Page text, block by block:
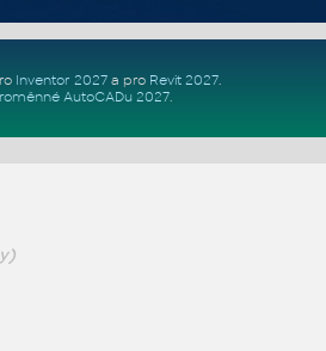
Inventor 2027a pro Revit 2027.
AutoCADu 2027.